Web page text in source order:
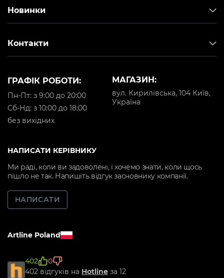
Новинки
Контакти
МАГАЗИН:
вул. Кирилівська, 104 Київ,
Україна
ГРАФІК РОБОТИ:
Пн-Пт: з 9:00 до 20:00
Cб-Нд: з 10:00 до 18:00
без вихідних
НАПИСАТИ КЕРІВНИКУ
Ми раді, коли ви задоволені, і хочемо знати, коли щось
пішло не так. Напишіть відгук засновнику компанії.
НАПИСАТИ
Artline Poland
402
0
402 відгуків на Hotline за 12